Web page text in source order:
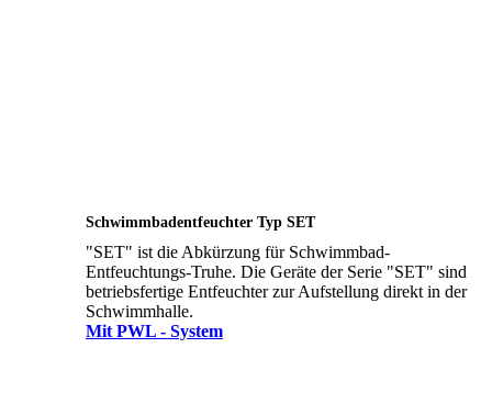
Schwimmbadentfeuchter Typ SET
"SET" ist die Abkürzung für Schwimmbad-
Entfeuchtungs-Truhe. Die Geräte der Serie "SET" sind
betriebsfertige Entfeuchter zur Aufstellung direkt in der
Schwimmhalle.
Mit PWL - System